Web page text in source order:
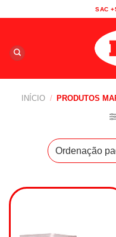
to
SAC
INÍCIO / PRODUTOS